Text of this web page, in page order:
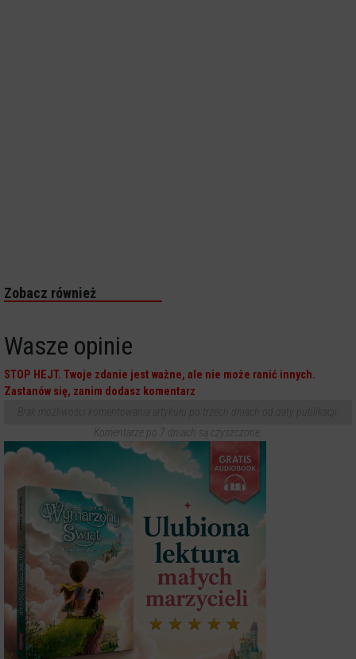
Zobacz również
Wasze opinie
STOP HEJT. Twoje zdanie jest ważne, ale nie może ranić innych.
Zastanów się, zanim dodasz komentarz
Komentarze po 7 dniach są czyszczone.